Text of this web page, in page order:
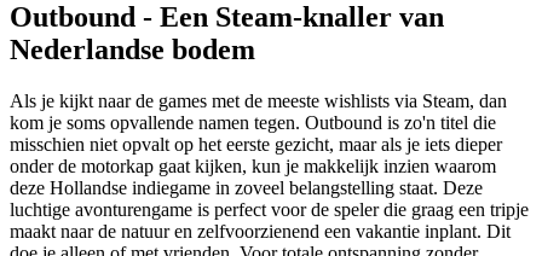
Outbound - Een Steam-knaller van
Nederlandse bodem
Als je kijkt naar de games met de meeste wishlists via Steam, dan
kom je soms opvallende namen tegen. Outbound is zo'n titel die
misschien niet opvalt op het eerste gezicht, maar als je iets dieper
onder de motorkap gaat kijken, kun je makkelijk inzien waarom
deze Hollandse indiegame in zoveel belangstelling staat. Deze
luchtige avonturengame is perfect voor de speler die graag een tripje
maakt naar de natuur en zelfvoorzienend een vakantie inplant. Dit